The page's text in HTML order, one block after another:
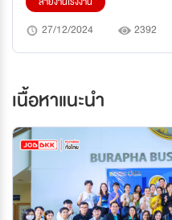
งาน ความคาดหวังของนายจ้าง แล
การเตรียมตัวเขียนเรซูเม่ที่เหมาะ
27/12/2024 2392
เนื้อหาแนะนำ